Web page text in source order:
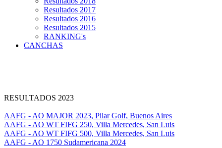
Resultados 2017
Resultados 2016
Resultados 2015
RANKING's
CANCHAS
RESULTADOS 2023
AAFG - AO MAJOR 2023, Pilar Golf, Buenos Aires
AAFG - AO WT FIFG 250, Villa Mercedes, San Luis
AAFG - AO WT FIFG 500, Villa Mercedes, San Luis
AAFG - AO 1750 Sudamericana 2024